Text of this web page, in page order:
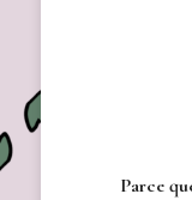
Parce